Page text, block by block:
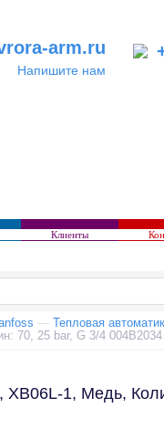
arm.ru
Напишите нам
Клиенты
— Тепловая
70, 25 bar, G 3/4 004B2034
1, Медь,